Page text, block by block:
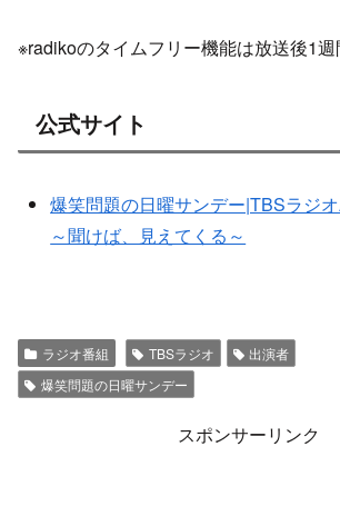
※radikoのタイムフリー機能は放送後1
公式サイト
爆笑問題の日曜サンデー|TBSラジ
～聞けば、見えてくる～
ラジオ番組 TBSラジオ
出演者
爆笑問題の日曜サンデー
スポンサーリンク